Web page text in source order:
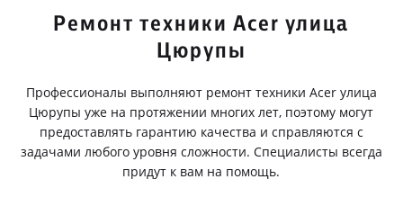
Ремонт техники Acer улица
Цюрупы
Профессионалы выполняют ремонт техники Acer улица
Цюрупы уже на протяжении многих лет, поэтому могут
предоставлять гарантию качества и справляются с
задачами любого уровня сложности. Специалисты всегда
придут к вам на помощь.